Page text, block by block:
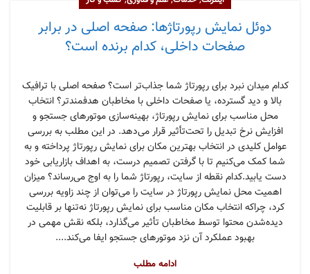
دوئل نمایش رپورتاژها: صفحه اصلی در برابر
صفحات داخلی، کدام برنده است؟
کدام میدان نبرد برای رپورتاژ شما جذاب‌تر است؟ صفحه اصلی با ترافیک
بالا و دید گسترده، یا صفحات داخلی با مخاطبان هدفمندتر؟ انتخاب
محل مناسب برای نمایش رپورتاژ، بهینه‌سازی موتورهای جستجو و
افزایش نرخ تبدیل را تحت‌تأثیر قرار می‌دهد. در این مطلب به بررسی
عوامل کلیدی در انتخاب بهترین مکان برای نمایش رپورتاژ پرداخته و به
شما کمک می‌کنیم تا با گرفتن تصمیم درست، به اهداف بازاریابی خود
دست یابید.کدام نقطه از سایت، رپورتاژ شما را به اوج می‌رساند؟ میزان
اهمیت محل نمایش رپورتاژ در سایت را می‌توان از چند زاویه بررسی
کرد، چراکه انتخاب مکان مناسب برای نمایش رپورتاژ نه‌تنها بر قابلیت
دیده‌شدن محتوا توسط مخاطبان تأثیر می‌گذارد، بلکه نقش مهمی در
بهبود عملکرد آن نزد موتورهای جستجو ایفا می‌کند....
ادامه مطلب